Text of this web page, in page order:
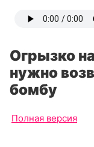
Огрызко
нужно
бомбу
Полная версия